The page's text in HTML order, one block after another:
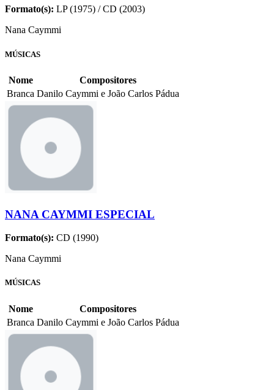
Formato(s): LP (1975) / CD (2003)
Nana Caymmi
MÚSICAS
Nome
Compositores
Branca Danilo Caymmi e João Carlos Pádua
NANA CAYMMI ESPECIAL
Formato(s): CD (1990)
Nana Caymmi
MÚSICAS
Nome
Compositores
Branca Danilo Caymmi e João Carlos Pádua